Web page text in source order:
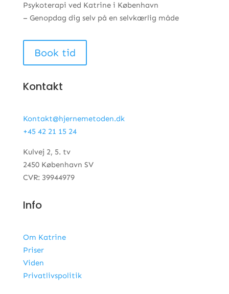
Psykoterapi ved Katrine i København
– Genopdag dig selv på en selvkærlig måde
Book tid
Kontakt
Kontakt@hjernemetoden.dk
+45 42 21 15 24
Kulvej 2, 5. tv
2450 København SV
CVR: 39944979
Info
Om Katrine
Priser
Viden
Privatlivspolitik